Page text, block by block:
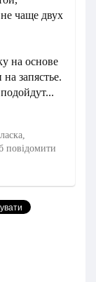
чаще двух
на основе
запястье.
повідомити